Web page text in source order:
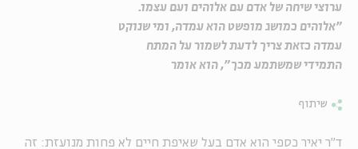
ערוצי שיחה של אדם עם אלוהים ועם עצמו.
"אלוהים כמושג מופשט הוא עמדה, ומי שנוקט
עמדה כזאת צריך לדעת לשמור על המתח
התמידי שמשתמע מכך", הוא אומר
שיתוף
ד"ר יאיר כספי הוא אדם בעל שאיפת חיים לא פחות מנועזת: זה